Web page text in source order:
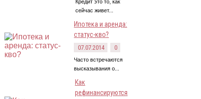
Кредит это то, как
сейчас живет...
Ипотека и аренда:
статус-кво?
07.07.2014 0
Часто встречаются
высказывания о...
Как
рефинансируются